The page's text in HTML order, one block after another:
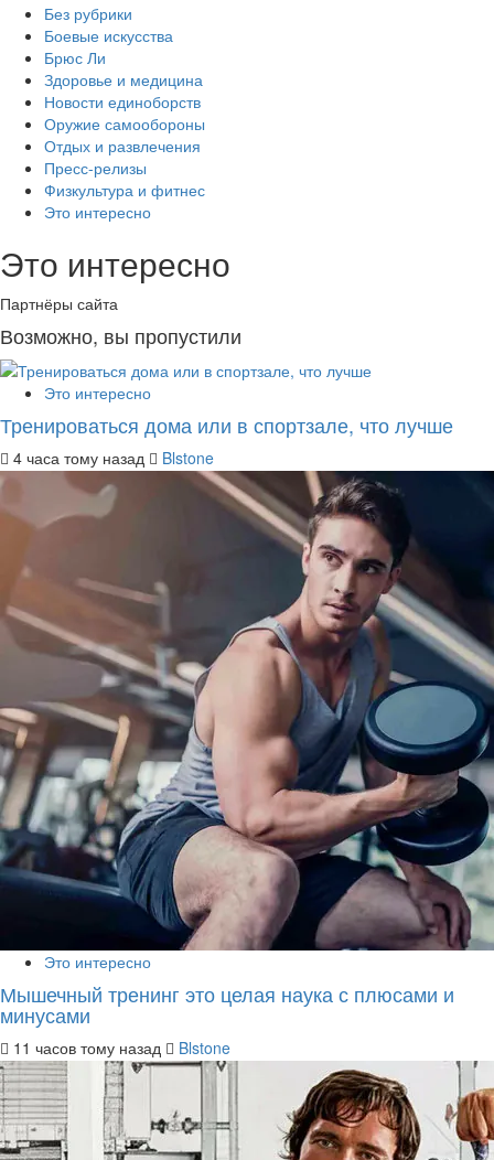
Без рубрики
Боевые искусства
Брюс Ли
Здоровье и медицина
Новости единоборств
Оружие самообороны
Отдых и развлечения
Пресс-релизы
Физкультура и фитнес
Это интересно
Это интересно
Партнёры сайта
Возможно, вы пропустили
Это интересно
Тренироваться дома или в спортзале, что лучше
4 часа тому назад Blstone
Это интересно
Мышечный тренинг это целая наука с плюсами и
минусами
11 часов тому назад Blstone